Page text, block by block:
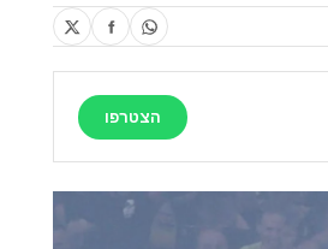
הצטרפו